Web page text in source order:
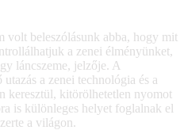
volt beleszólásunk abba, hogy mit
a zenei élményünket,
láncszeme, jelzője. A
a zenei technológia és a
keresztül, kitörölhetetlen nyomot
is különleges helyet foglalnak el
a világon.